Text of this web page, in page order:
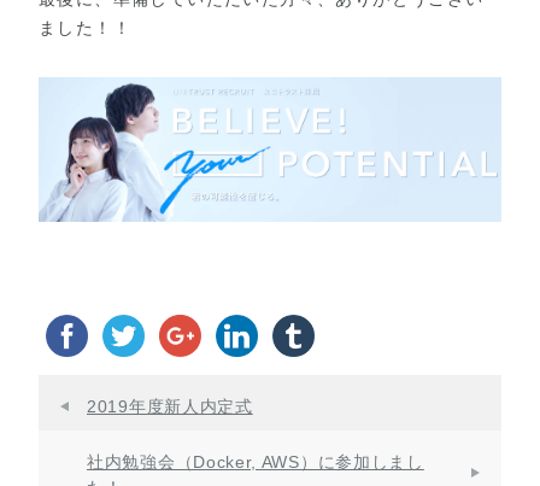
ました！！
2019年度新人内定式
社内勉強会（Docker, AWS）に参加しまし